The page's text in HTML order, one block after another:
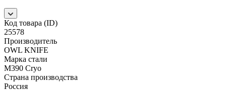
Код товара (ID)
25578
Производитель
OWL KNIFE
Марка стали
M390 Cryo
Страна производства
Россия